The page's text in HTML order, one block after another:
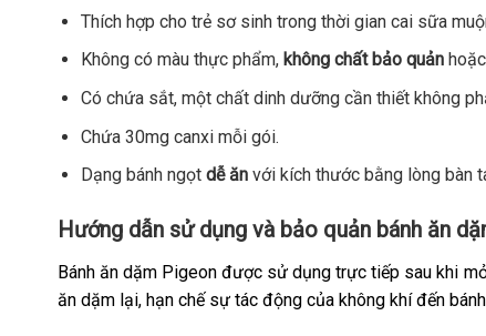
Thích hợp cho trẻ sơ sinh trong thời gian cai sữa
Không có màu thực phẩm, không chất bảo quảnhoặc
Có chứa sắt, một chất dinh dưỡng cần thiết không
Chứa 30mg canxi mỗi gói.
Dạng bánh ngọt dễ ănvới kích thước bằng lòng bàn
Hướng dẫn sử dụng và bảo quản bánh ăn
Bánh ăn dặm Pigeon được sử dụng trực tiếp sau khi
ăn dặm lại, hạn chế sự tác động của không khí đến